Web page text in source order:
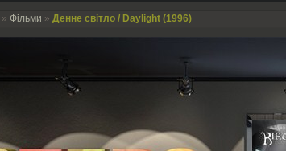
» Фільми » Денне світло / Daylight (1996)